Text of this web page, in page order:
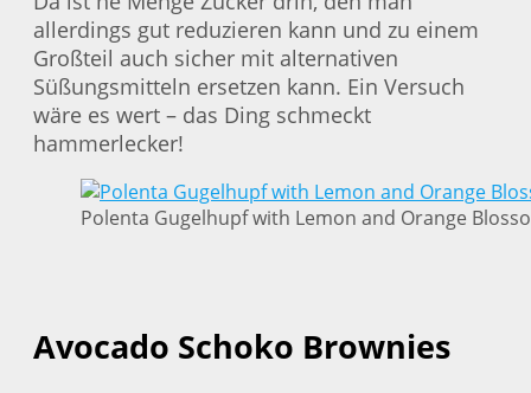
allerdings gut reduzieren kann und zu einem
Großteil auch sicher mit alternativen
Süßungsmitteln ersetzen kann. Ein Versuch
wäre es wert – das Ding schmeckt
hammerlecker!
Polenta Gugelhupf with Lemon and Orange
Avocado Schoko Brownies